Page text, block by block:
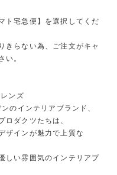
ト宅急便】を選択してくだ
きらない為、ご注文がキャ
い。
ンズ
のインテリアブランド、
ロダクツたちは、
ザインが魅力で上質な
しい雰囲気のインテリアプ